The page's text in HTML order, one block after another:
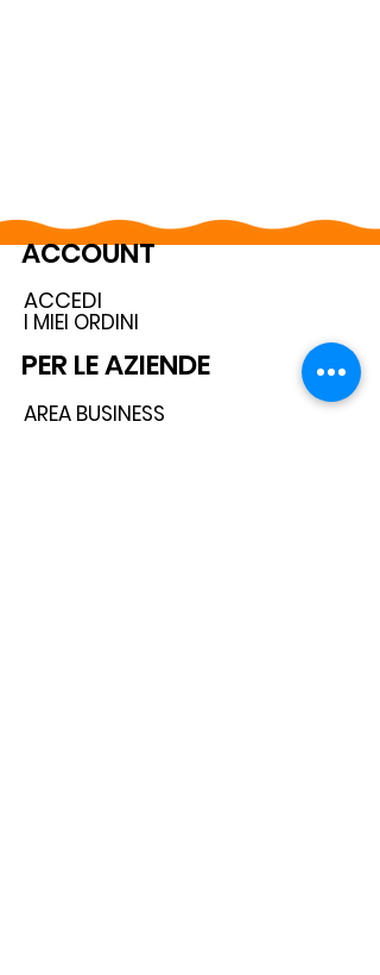
ACCOUNT
ACCEDI
I MIEI ORDINI
PER LE AZIENDE
AREA BUSINESS